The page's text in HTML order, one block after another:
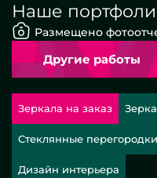
Наше
Размещено
Другие работы
Зеркала на заказ
Стеклянные перегородки
Дизайн интерьера